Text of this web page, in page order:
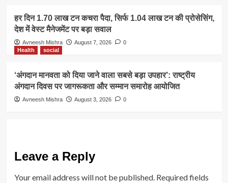
हर दिन 1.70 लाख टन कचरा पैदा, सिर्फ 1.04 लाख टन की प्रोसेसिंग,
देश में वेस्ट मैनेजमेंट पर बड़ा सवाल
Avneesh Mishra August 7, 2026
0
Health
social
‘अंगदान मानवता को दिया जाने वाला सबसे बड़ा उपहार’: राष्ट्रीय
अंगदान दिवस पर जागरूकता और सम्मान समारोह आयोजित
Avneesh Mishra August 3, 2026 0
Leave a Reply
Your email address will not be published. Required fields